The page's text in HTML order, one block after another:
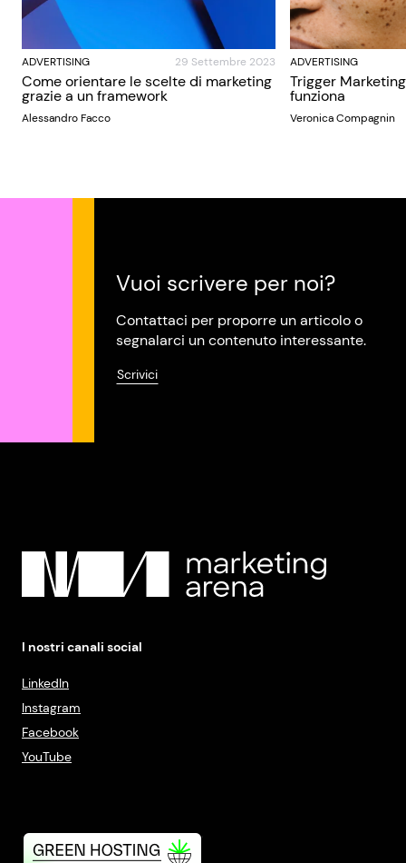
ADVERTISING 29 Settembre 2023
Come orientare le scelte di marketing
grazie a un framework
Alessandro Facco
ADVERTISING
Trigger
funziona
Veronica Compagnin
Vuoi scrivere per noi?
Contattaci per proporre un articolo o
segnalarci un contenuto interessante.
Scrivici
I nostri canali social
LinkedIn
Instagram
Facebook
YouTube